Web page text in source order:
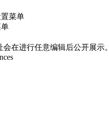
菜单
在进行任意编辑后公开展示。